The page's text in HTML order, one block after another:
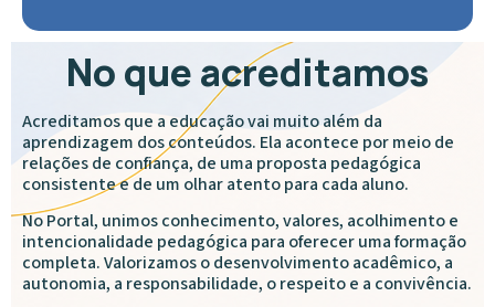
No que acreditamos
Acreditamos que a educação vai muito além da
aprendizagem dos conteúdos. Ela acontece por meio de
relações de confiança, de uma proposta pedagógica
consistente e de um olhar atento para cada aluno.
No Portal, unimos conhecimento, valores, acolhimento e
intencionalidade pedagógica para oferecer uma formação
completa. Valorizamos o desenvolvimento acadêmico, a
autonomia, a responsabilidade, o respeito e a convivência.